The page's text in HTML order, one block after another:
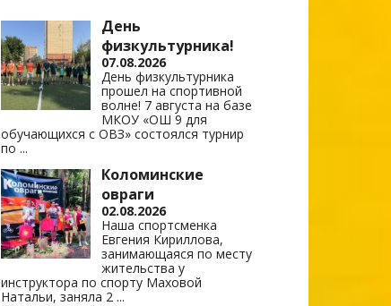
День
физкультурника!
07.08.2026
День физкультурника
прошел на спортивной
волне! 7 августа на базе
МКОУ «ОШ 9 для
обучающихся с ОВЗ» состоялся турнир
по...
Коломинские
овраги
02.08.2026
Наша спортсменка
Евгения Кириллова,
занимающаяся по месту
жительства у
инструктора по спорту Маховой
Натальи, заняла 2 ...